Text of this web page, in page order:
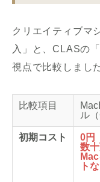
クリエイティブマ
入」と、CLASの
視点で比較しまし
比較項目
ル
初期コスト
0円
数
ト